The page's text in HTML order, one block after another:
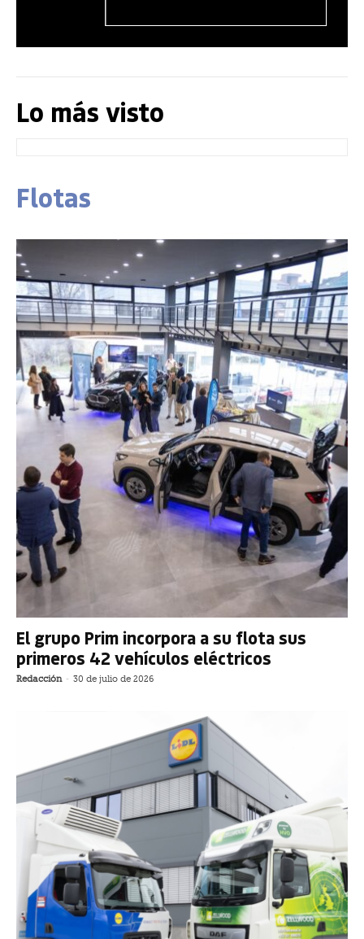
Lo más visto
Flotas
El grupo Prim incorpora a su flota sus
primeros 42 vehículos eléctricos
Redacción - 30 de julio de 2026